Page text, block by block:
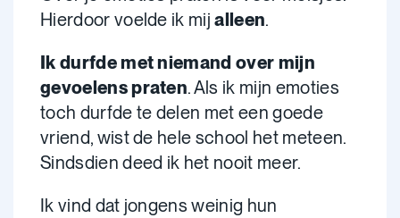
Hierdoor voelde ik mijalleen.
Ik durfde met niemand over mijn
gevoelens praten. Als ik mijn emoties
toch durfde te delen met een goede
vriend, wist de hele school het meteen.
Sindsdien deed ik het nooit meer.
Ik vind dat jongens weinig hun